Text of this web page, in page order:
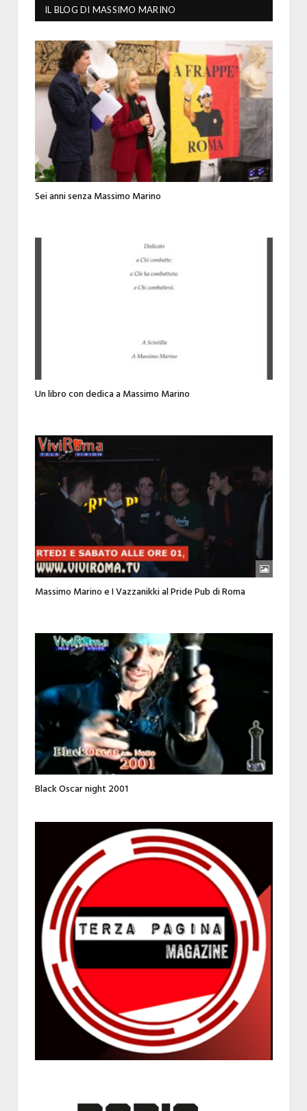
IL BLOG DI MASSIMO MARINO
Sei anni senza Massimo Marino
Un libro con dedica a Massimo Marino
Massimo Marino e I Vazzanikki al Pride Pub di Roma
Black Oscar night 2001